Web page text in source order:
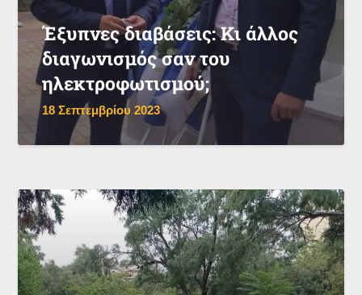
Έξυπνες διαβάσεις: Κι άλλος
διαγωνισμός σαν του
ηλεκτροφωτισμού;
18 Σεπτεμβρίου 2023